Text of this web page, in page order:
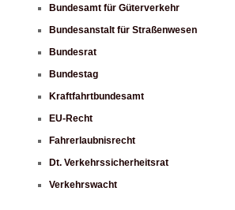
Bundesamt für Güterverkehr
Bundesanstalt für Straßenwesen
Bundesrat
Bundestag
Kraftfahrtbundesamt
EU-Recht
Fahrerlaubnisrecht
Dt. Verkehrssicherheitsrat
Verkehrswacht